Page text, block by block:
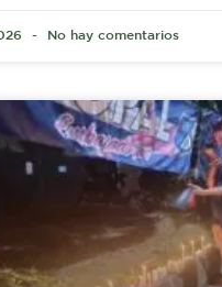
No hay comentarios